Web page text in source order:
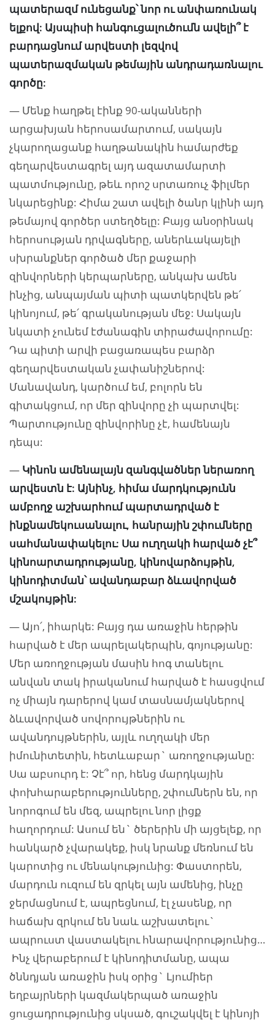
պատերազմ ունեցանք՝ նոր ու անփառունակ
ելքով: Այսպիսի հանգուցալուծումն ավելի՞ է
բարդացնում արվեստի լեզվով
պատերազմական թեմային անդրադառնալու
գործը:
— Մենք հաղթել էինք 90-ականների
արցախյան հերոսամարտում, սակայն
չկարողացանք հաղթանակին համարժեք
գեղարվեստագրել այդ ազատամարտի
պատմությունը, թեև որոշ սրտառուչ ֆիլմեր
նկարեցինք: Հիմա շատ ավելի ծանր կլինի այդ
թեմայով գործեր ստեղծելը: Բայց անօրինակ
հերոսության դրվագները, աներևակայելի
սխրանքներ գործած մեր քաջարի
զինվորների կերպարները, անկախ ամեն
ինչից, անպայման պիտի պատկերվեն թե՛
կինոյում, թե՛ գրականության մեջ: Սակայն
նկատի չունեմ էժանագին տիրաժավորումը:
Դա պիտի արվի բացառապես բարձր
գեղարվեստական չափանիշներով:
Մանավանդ, կարծում եմ, բոլորն են
գիտակցում, որ մեր զինվորը չի պարտվել:
Պարտությունը զինվորինը չէ, համենայն
դեպս:
— Կինոն ամենալայն զանգվածներ ներառող
արվեստն է: Այնինչ, հիմա մարդկությունն
ամբողջ աշխարհում պարտադրված է
ինքնամեկուսանալու, հանրային շփումները
սահմանափակելու: Սա ուղղակի հարված չէ՞
կինոարտադրությանը, կինովարձույթին,
կինոդիտման՝ ավանդաբար ձևավորված
մշակույթին:
— Այո՛, իհարկե: Բայց դա առաջին հերթին
հարված է մեր ապրելակերպին, գոյությանը:
Մեր առողջության մասին հոգ տանելու
անվան տակ իրականում հարված է հասցվում
ոչ միայն դարերով կամ տասնամյակներով
ձևավորված սովորույթներին ու
ավանդույթներին, այլև ուղղակի մեր
իմունիտետին, հետևաբար` առողջությանը:
Սա աբսուրդ է: Չէ՞ որ, հենց մարդկային
փոխհարաբերությունները, շփումներն են, որ
նորոգում են մեզ, ապրելու նոր լիցք
հաղորդում: Ասում են` ծերերին մի այցելեք, որ
հանկարծ չվարակեք, իսկ նրանք մեռնում են
կարոտից ու մենակությունից: Փաստորեն,
մարդուն ուզում են զրկել այն ամենից, ինչը
ջերմացնում է, ապրեցնում, էլ չասենք, որ
հաճախ զրկում են նաև աշխատելու`
ապրուստ վաստակելու հնարավորությունից…
Ինչ վերաբերում է կինոդիտմանը, ապա
ծննդյան առաջին իսկ օրից` Լյումիեր
եղբայրների կազմակերպած առաջին
ցուցադրությունից սկսած, գուշակվել է կինոյի